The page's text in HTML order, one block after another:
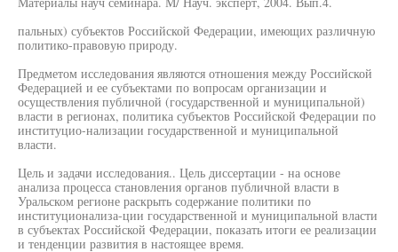
пальных) субъектов Российской Федерации, имеющих различную
политико-правовую природу.
Предметом исследования являются отношения между Российской
Федерацией и ее субъектами по вопросам организации и
осуществления публичной (государственной и муниципальной)
власти в регионах, политика субъектов Российской Федерации по
институцио-нализации государственной и муниципальной
власти.
Цель и задачи исследования.. Цель диссертации - на основе
анализа процесса становления органов публичной власти в
Уральском регионе раскрыть содержание политики по
институционализа-ции государственной и муниципальной власти
в субъектах Российской Федерации, показать итоги ее реализации
и тенденции развития в настоящее время.